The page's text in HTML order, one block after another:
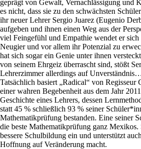
geprägt von Gewalt, Vernachlässigung und
es nicht, dass sie zu den schwächsten
ihr neuer Lehrer Sergio Juarez (Eugenio
aufgeben und ihnen einen Weg aus der
viel Feingefühl und Empathie wendet er sich
Neugier und vor allem ihr Potenzial zu
hat sich sogar ein Genie unter ihnen
von seinem Ehrgeiz überrascht sind, stößt
Lehrerzimmer allerdings auf
Tatsächlich basiert „Radical“ von Regisseur
einer wahren Begebenheit aus dem Jahr
Geschichte eines Lehrers, dessen
statt 45 % schließlich 93 % seiner
Mathematikprüfung bestanden. Eine seiner
die beste Mathematikprüfung ganz Mexikos.
bessere Schulbildung ein und unterstützt
Hoffnung auf Veränderung macht.